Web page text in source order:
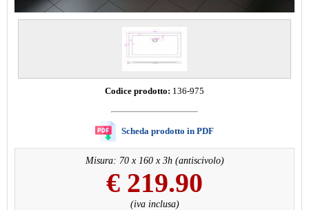
Codice prodotto: 136-975
Scheda prodotto in PDF
Misura: 70 x 160 x 3h (antiscivolo)
€ 219.90
(iva inclusa)